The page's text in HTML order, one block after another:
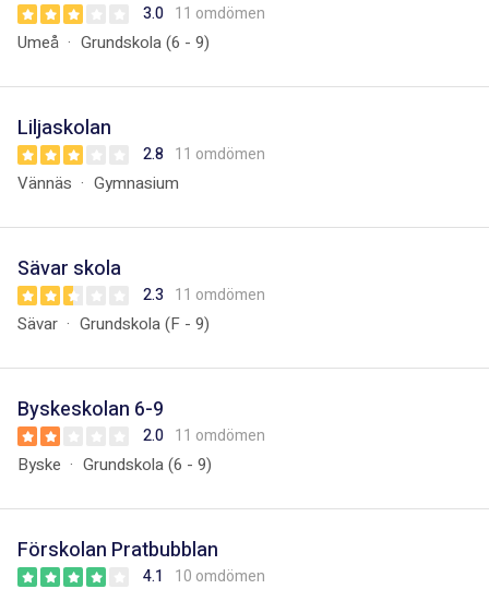
3.0 11 omdömen
Umeå Grundskola (6 - 9)
Liljaskolan
2.8 11 omdömen
Vännäs Gymnasium
Sävar skola
2.3 11 omdömen
Sävar Grundskola (F - 9)
Byskeskolan 6-9
2.0 11 omdömen
Byske Grundskola (6 - 9)
Förskolan Pratbubblan
4.1 10 omdömen